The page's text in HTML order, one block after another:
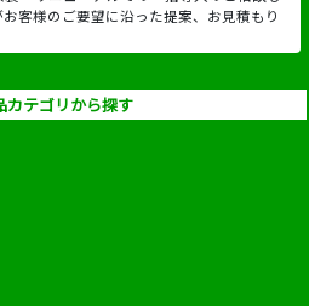
客様のご要望に沿った提案、お見積もり
カテゴリから探す